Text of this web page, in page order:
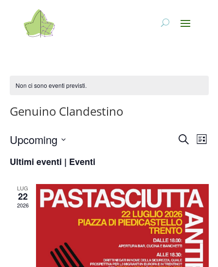
Non ci sono eventi previsti.
Genuino Clandestino
Eventi
CercaLista
Upcoming
la
Ultimi eventi | Eventi
LUG
22
2026